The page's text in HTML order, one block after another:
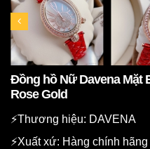
Đồng hồ Nữ Davena Mặt
Rose Gold
⚡️Thương hiệu: DAVENA
⚡️Xuất xứ: Hàng chính hãng